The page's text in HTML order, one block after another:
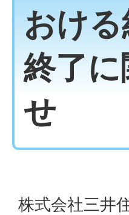
おけ
終了
せ
株式会社三井